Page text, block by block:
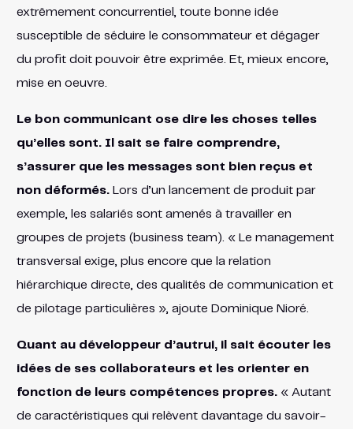
extrêmement concurrentiel, toute bonne idée
susceptible de séduire le consommateur et dégager
du profit doit pouvoir être exprimée. Et, mieux encore,
mise en oeuvre.
Le bon communicant ose dire les choses telles
qu’elles sont. Il sait se faire comprendre,
s’assurer que les messages sont bien reçus et
non déformés.Lors d’un lancement de produit par
exemple, les salariés sont amenés à travailler en
groupes de projets (business team). « Le management
transversal exige, plus encore que la relation
hiérarchique directe, des qualités de communication et
de pilotage particulières », ajoute Dominique Nioré.
Quant au développeur d’autrui, il sait écouter les
idées de ses collaborateurs et les orienter en
fonction de leurs compétences propres.« Autant
de caractéristiques qui relèvent davantage du savoir-